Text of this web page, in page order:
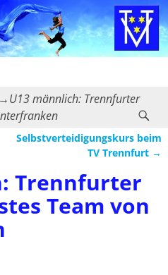
→U13 männlich: Trennfurter
Selbstverteidigungskurs beim
TV Trennfurt →
Trennfurter
Team von